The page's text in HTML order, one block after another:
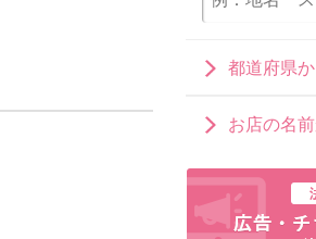
都道府県
お店の名